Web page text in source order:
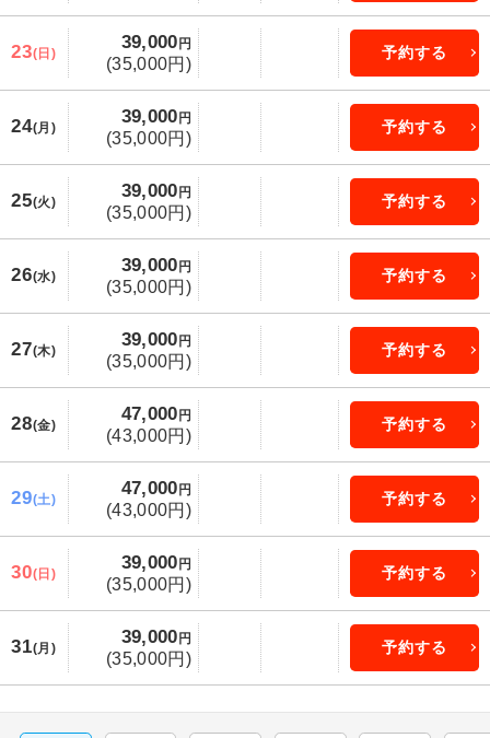
23(日)
39,000 円
(35,000円)
予約する
24(月)
39,000 円
(35,000円)
予約する
25(火)
39,000 円
(35,000円)
予約する
26(水)
39,000 円
(35,000円)
予約する
27(木)
39,000 円
(35,000円)
予約する
28(金)
47,000 円
(43,000円)
予約する
29(土)
47,000 円
(43,000円)
予約する
30(日)
39,000 円
(35,000円)
予約する
31(月)
39,000 円
(35,000円)
予約する